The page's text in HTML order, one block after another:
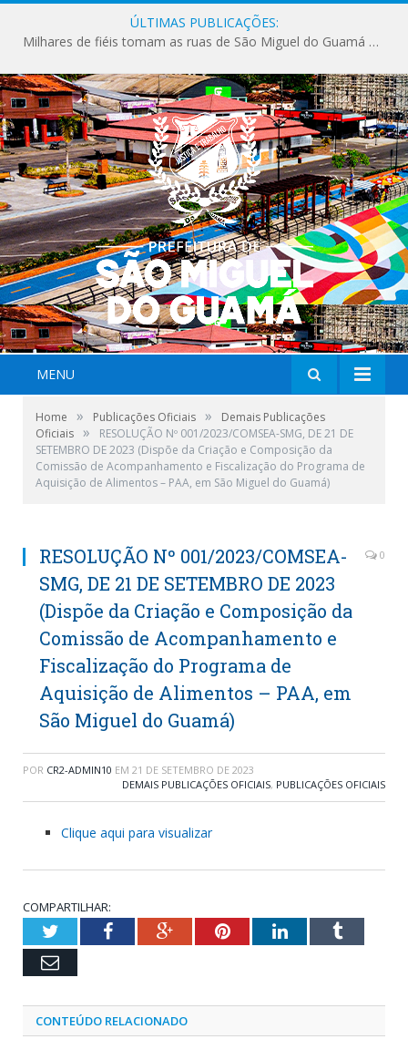
ÚLTIMAS PUBLICAÇÕES:
Milhares de fiéis tomam as ruas de São Miguel do Guamá em uma grande celebração de fé na Marcha para Jesus 2026.
MENU
Home » Publicações Oficiais »
Demais Publicações
Oficiais »
RESOLUÇÃO Nº 001/2023/COMSEA-SMG, DE 21 DE
SETEMBRO DE 2023 (Dispõe da Criação e Composição da
Comissão de Acompanhamento e Fiscalização do Programa de
Aquisição de Alimentos – PAA, em São Miguel do Guamá)
RESOLUÇÃO Nº 001/2023/COMSEA-
SMG, DE 21 DE SETEMBRO DE 2023
(Dispõe da Criação e Composição da
Comissão de Acompanhamento e
Fiscalização do Programa de
Aquisição de Alimentos – PAA, em
São Miguel do Guamá)
0
POR CR2-ADMIN10 EM 21 DE SETEMBRO DE 2023
DEMAIS PUBLICAÇÕES OFICIAIS, PUBLICAÇÕES OFICIAIS
Clique aqui para visualizar
COMPARTILHAR:
TwitterFacebookGoogle+PinterestLinkedInTumblr
Email
CONTEÚDO RELACIONADO